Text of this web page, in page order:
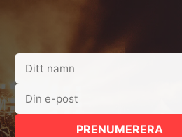
PRENUMERERA